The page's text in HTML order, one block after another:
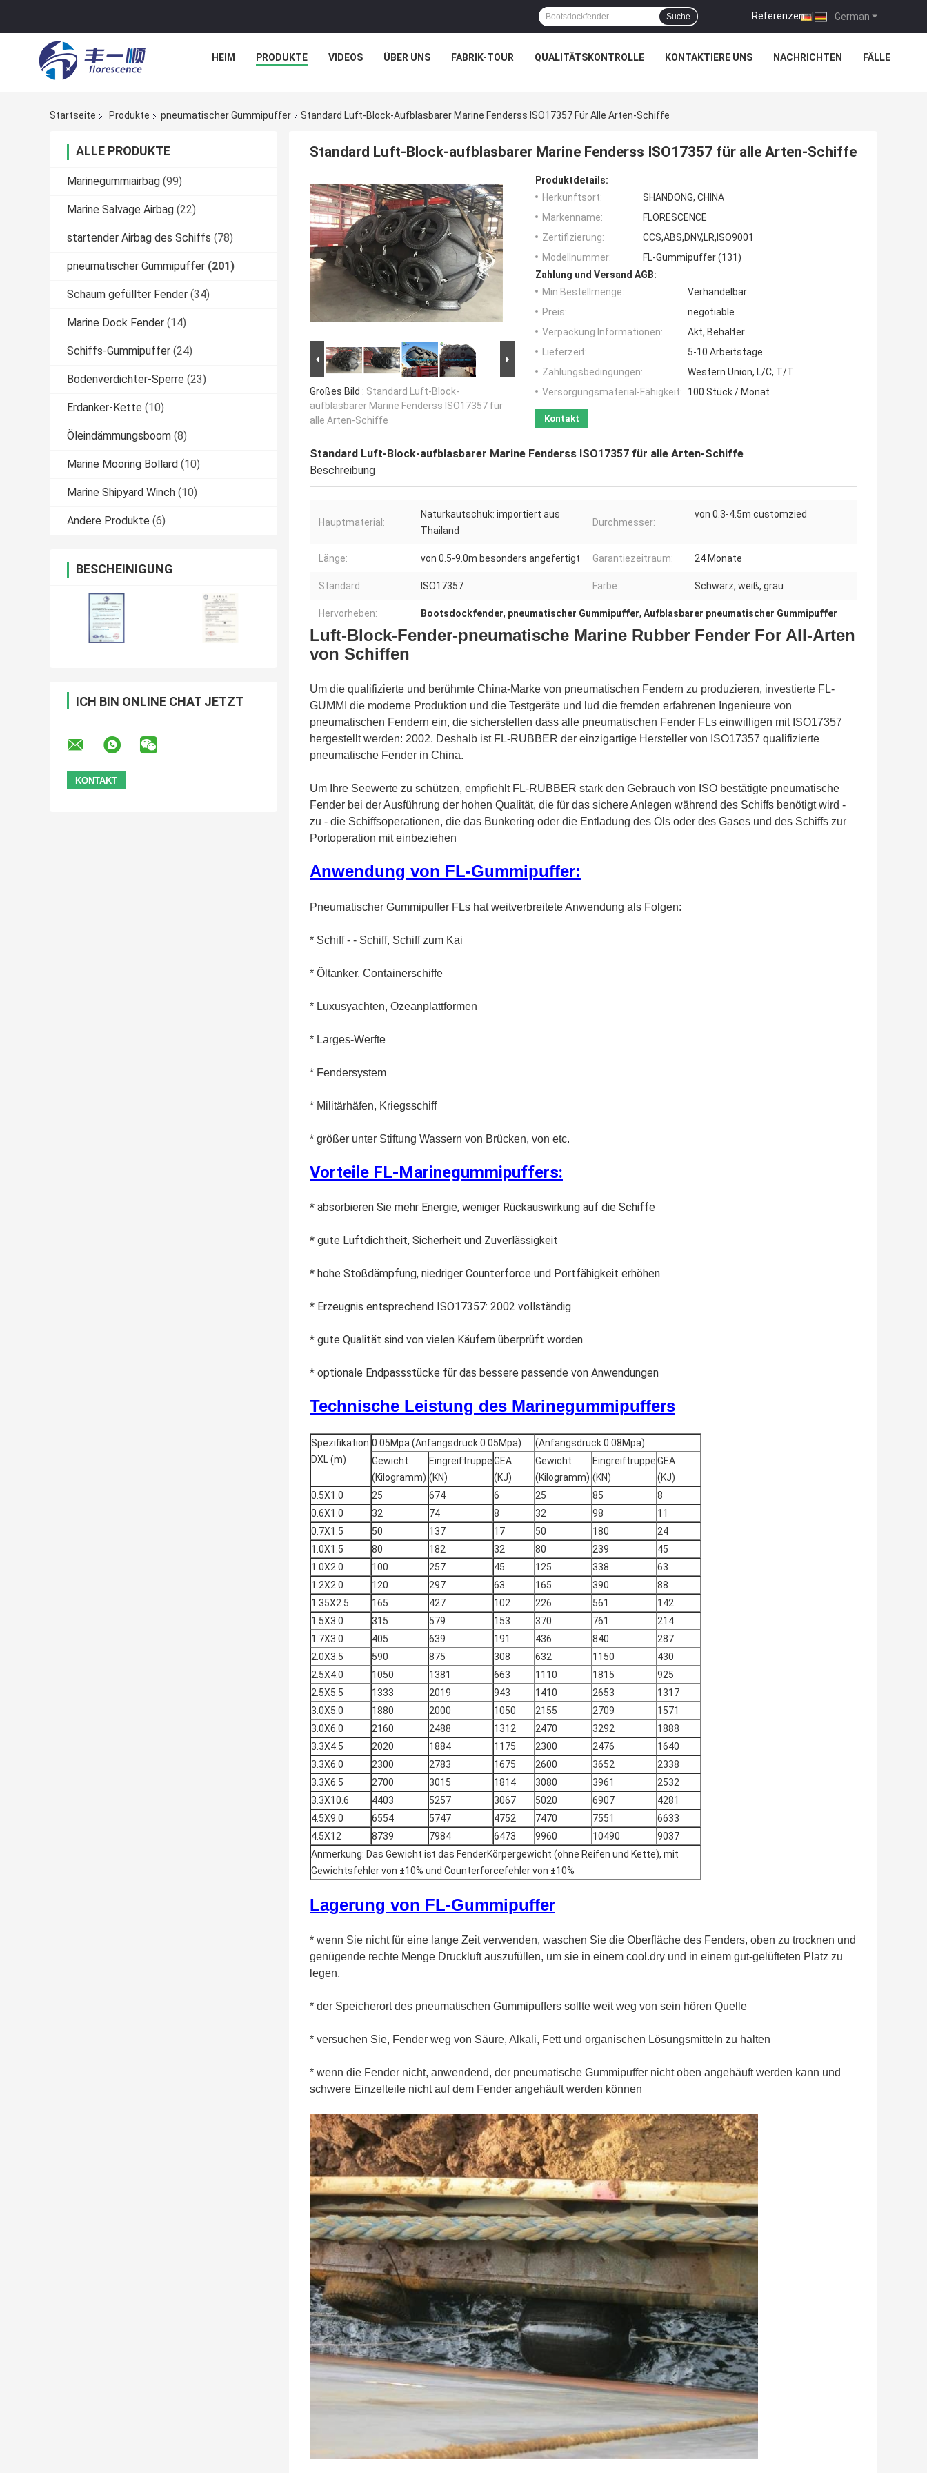
German
Referenzen |
Suche
HEIM PRODUKTE VIDEOS ÜBER UNS FABRIK-TOUR QUALITÄTSKONTROLLE KONTAKTIERE UNS NACHRICHTEN FÄLLE
Startseite Produkte pneumatischer Gummipuffer Standard Luft-Block-Aufblasbarer Marine Fenderss ISO17357 Für Alle Arten-Schiffe
ALLE PRODUKTE
Marinegummiairbag (99)
Marine Salvage Airbag (22)
startender Airbag des Schiffs (78)
pneumatischer Gummipuffer (201)
Schaum gefüllter Fender (34)
Marine Dock Fender (14)
Schiffs-Gummipuffer (24)
Bodenverdichter-Sperre (23)
Erdanker-Kette (10)
Öleindämmungsboom (8)
Marine Mooring Bollard (10)
Marine Shipyard Winch (10)
Andere Produkte (6)
BESCHEINIGUNG
ICH BIN ONLINE CHAT JETZT
Standard Luft-Block-aufblasbarer Marine Fenderss ISO17357 für alle Arten-Schiffe
Großes Bild : Standard Luft-Block-
aufblasbarer Marine Fenderss ISO17357 für
alle Arten-Schiffe
Produktdetails:
Herkunftsort:
SHANDONG, CHINA
Markenname:
FLORESCENCE
Zertifizierung:
CCS,ABS,DNV,LR,ISO9001
Modellnummer:
FL-Gummipuffer (131)
Zahlung und Versand AGB:
Min Bestellmenge:
Verhandelbar
Preis:
negotiable
Verpackung Informationen:
Akt, Behälter
Lieferzeit:
5-10 Arbeitstage
Zahlungsbedingungen:
Western Union, L/C, T/T
Versorgungsmaterial-Fähigkeit:
100 Stück / Monat
Kontakt
Standard Luft-Block-aufblasbarer Marine Fenderss ISO17357 für alle Arten-Schiffe
Beschreibung
Hauptmaterial:
Naturkautschuk: importiert aus
Thailand
Durchmesser:
von 0.3-4.5m customzied
Länge: von 0.5-9.0m besonders angefertigt Garantiezeitraum: 24 Monate
Standard: ISO17357 Farbe: Schwarz, weiß, grau
Hervorheben: Bootsdockfender, pneumatischer Gummipuffer, Aufblasbarer pneumatischer Gummipuffer
Luft-Block-Fender-pneumatische Marine Rubber Fender For All-Arten
von Schiffen
Um die qualifizierte und berühmte China-Marke von pneumatischen Fendern zu produzieren, investierte FL-
GUMMI die moderne Produktion und die Testgeräte und lud die fremden erfahrenen Ingenieure von
pneumatischen Fendern ein, die sicherstellen dass alle pneumatischen Fender FLs einwilligen mit ISO17357
hergestellt werden: 2002. Deshalb ist FL-RUBBER der einzigartige Hersteller von ISO17357 qualifizierte
pneumatische Fender in China.
Um Ihre Seewerte zu schützen, empfiehlt FL-RUBBER stark den Gebrauch von ISO bestätigte pneumatische
Fender bei der Ausführung der hohen Qualität, die für das sichere Anlegen während des Schiffs benötigt wird -
zu - die Schiffsoperationen, die das Bunkering oder die Entladung des Öls oder des Gases und des Schiffs zur
Portoperation mit einbeziehen
Anwendung von FL-Gummipuffer:
Pneumatischer Gummipuffer FLs hat weitverbreitete Anwendung als Folgen:
* Schiff - - Schiff, Schiff zum Kai
* Öltanker, Containerschiffe
* Luxusyachten, Ozeanplattformen
* Larges-Werfte
* Fendersystem
* Militärhäfen, Kriegsschiff
* größer unter Stiftung Wassern von Brücken, von etc.
Vorteile FL-Marinegummipuffers:
* absorbieren Sie mehr Energie, weniger Rückauswirkung auf die Schiffe
* gute Luftdichtheit, Sicherheit und Zuverlässigkeit
* hohe Stoßdämpfung, niedriger Counterforce und Portfähigkeit erhöhen
* Erzeugnis entsprechend ISO17357: 2002 vollständig
* gute Qualität sind von vielen Käufern überprüft worden
* optionale Endpassstücke für das bessere passende von Anwendungen
Technische Leistung des Marinegummipuffers
Spezifikation
DXL (m)
0.05Mpa (Anfangsdruck 0.05Mpa)
(Anfangsdruck 0.08Mpa)
Gewicht
(Kilogramm)
Eingreiftruppe
(KN)
GEA
(KJ)
Gewicht
(Kilogramm)
Eingreiftruppe
(KN)
GEA
(KJ)
0.5X1.0
25 674 6 25 85
8
0.6X1.0
32 74 8 32 98
11
0.7X1.5
50 137 17 50 180
24
1.0X1.5
80 182 32 80 239
45
1.0X2.0
100 257 45 125 338
63
1.2X2.0
120 297 63 165 390
88
1.35X2.5
165 427 102 226 561
142
1.5X3.0
315 579 153 370 761
214
1.7X3.0
405 639 191 436 840
287
2.0X3.5
590 875 308 632 1150
430
2.5X4.0
1050 1381 663 1110 1815
925
2.5X5.5
1333 2019 943 1410 2653
1317
3.0X5.0
1880 2000 1050 2155 2709
1571
3.0X6.0
2160 2488 1312 2470 3292
1888
3.3X4.5
2020 1884 1175 2300 2476
1640
3.3X6.0
2300 2783 1675 2600 3652
2338
3.3X6.5
2700 3015 1814 3080 3961
2532
3.3X10.6
4403 5257 3067 5020 6907
4281
4.5X9.0
6554 5747 4752 7470 7551
6633
4.5X12
8739 7984 6473 9960 10490
9037
Anmerkung: Das Gewicht ist das FenderKörpergewicht (ohne Reifen und Kette), mit
Gewichtsfehler von ±10% und Counterforcefehler von ±10%
Lagerung von FL-Gummipuffer
* wenn Sie nicht für eine lange Zeit verwenden, waschen Sie die Oberfläche des Fenders, oben zu trocknen und
genügende rechte Menge Druckluft auszufüllen, um sie in einem cool.dry und in einem gut-gelüfteten Platz zu
legen.
* der Speicherort des pneumatischen Gummipuffers sollte weit weg von sein hören Quelle
* versuchen Sie, Fender weg von Säure, Alkali, Fett und organischen Lösungsmitteln zu halten
* wenn die Fender nicht, anwendend, der pneumatische Gummipuffer nicht oben angehäuft werden kann und
schwere Einzelteile nicht auf dem Fender angehäuft werden können